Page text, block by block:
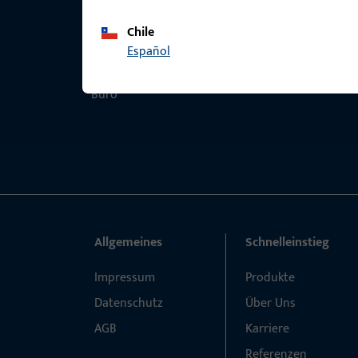
Chile
Español
Allgemeines
Impressum
Datenschutz
AGB
Schnelleinstieg
Produkte
Über Uns
Karriere